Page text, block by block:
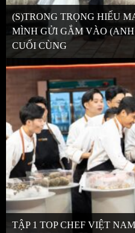
(S)TRONG TRỌNG HIẾU
MÌNH GỬI GẮM VÀO
CUỐI CÙNG
TẬP 1 TOP CHEF VIỆT